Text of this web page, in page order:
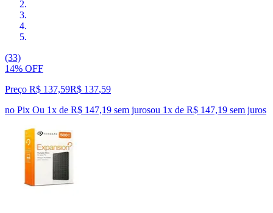
(33)
14% OFF
Preço R$ 137,59R$ 137,59
no Pix Ou 1x de R$ 147,19 sem jurosou 1x de R$ 147,19 sem juros